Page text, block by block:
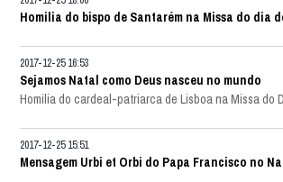
Homilia do bispo de Santarém na Missa do dia
2017-12-25 16:53
Sejamos Natal como Deus nasceu no mundo
Homilia do cardeal-patriarca de Lisboa na Missa do
2017-12-25 15:51
Mensagem Urbi et Orbi do Papa Francisco no